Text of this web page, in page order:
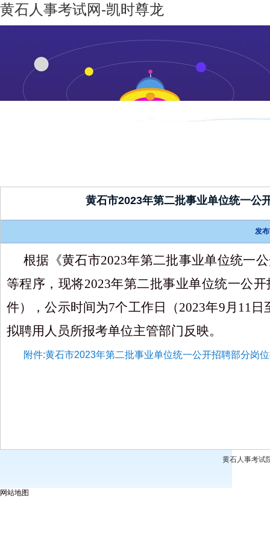
黄石人事考试网-凯时尊龙
黄石市2023年第二批事业单位统一公
发
根据《黄石市2023年第二批事业单位统一
等程序，现将2023年第二批事业单位统一公开
件） ，公示时间为7个工作日（2023年9月 11 日
拟聘用人员所报考单位主管部门反映。
附件:黄石市2023年第二批事业单位统一公开招聘部分岗
黄石人事考试
网站地图